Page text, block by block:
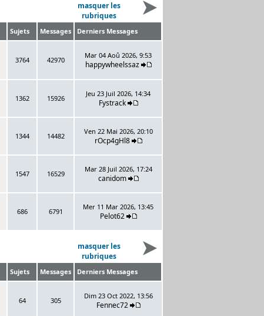
masquer les
rubriques
Sujets Messages Derniers Messages
3764 42970
Mar 04 Aoû 2026, 9:53
happywheelssaz
1362 15926
Jeu 23 Juil 2026, 14:34
Fystrack
1344 14482
Ven 22 Mai 2026, 20:10
rOcp4gHl8
1547 16529
Mar 28 Juil 2026, 17:24
canidom
686 6791
Mer 11 Mar 2026, 13:45
Pelot62
masquer les
rubriques
Sujets Messages Derniers Messages
64 305
Dim 23 Oct 2022, 13:56
Fennec72